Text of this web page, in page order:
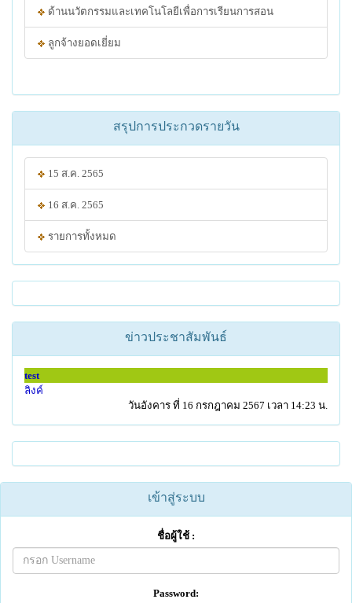
ด้านนวัตกรรมและเทคโนโลยีเพื่อการเรียนการสอน
ลูกจ้างยอดเยี่ยม
สรุปการประกวดรายวัน
15 ส.ค. 2565
16 ส.ค. 2565
รายการทั้งหมด
ข่าวประชาสัมพันธ์
test
ลิงค์
วันอังคาร ที่ 16 กรกฎาคม 2567 เวลา 14:23 น.
เข้าสู่ระบบ
ชื่อผู้ใช้ :
Password: